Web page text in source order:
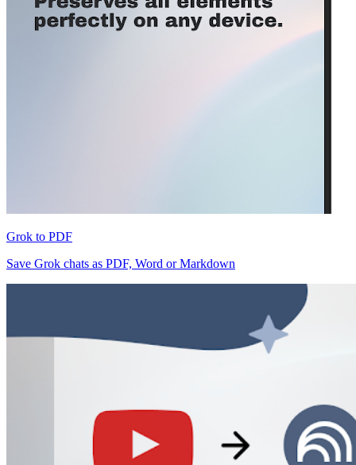
Grok to PDF
Save Grok chats as PDF, Word or Markdown